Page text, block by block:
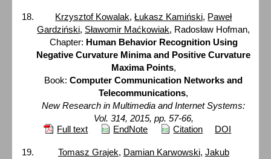
Krzysztof Kowalak,Łukasz Kamiński, Paweł
Gardziński, Sławomir Maćkowiak, Radosław Hofman,
Chapter: Human Behavior Recognition Using
Negative Curvature Minima and Positive Curvature
Maxima Points,
Book:Computer Communication Networks and
Telecommunications,
New Research in Multimedia and Internet Systems:
Vol. 314, 2015, pp. 57-66,
Full text
EndNote Citation DOI
Tomasz Grajek, Damian Karwowski, Jakub